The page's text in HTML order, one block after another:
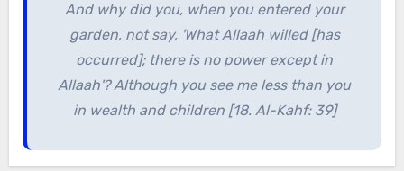
And why did you, when you entered your
garden, not say, 'What Allaah willed [has
occurred]; there is no power except in
Allaah'? Although you see me less than you
in wealth and children [18. Al-Kahf: 39]